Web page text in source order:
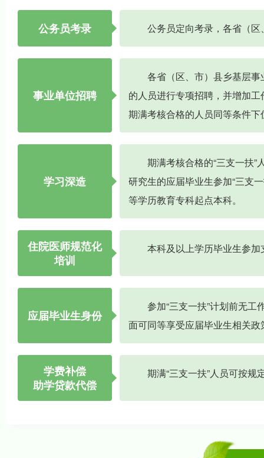
公务员考录 公务员定向考录，各省（
事业单位招聘
各省（区、市）县乡基层
的人员进行专项招聘，并增加
期满考核合格的人员同等条件下
学习深造
期满考核合格的“三支一扶
研究生的应届毕业生参加“三支
等学历教育专科起点本科。
住院医师规范化
培训
本科及以上学历毕业生参
应届毕业生身份
参加“三支一扶”计划前无
面可同等享受应届毕业生相关
学费补偿
助学贷款代偿
期满“三支一扶”人员可按